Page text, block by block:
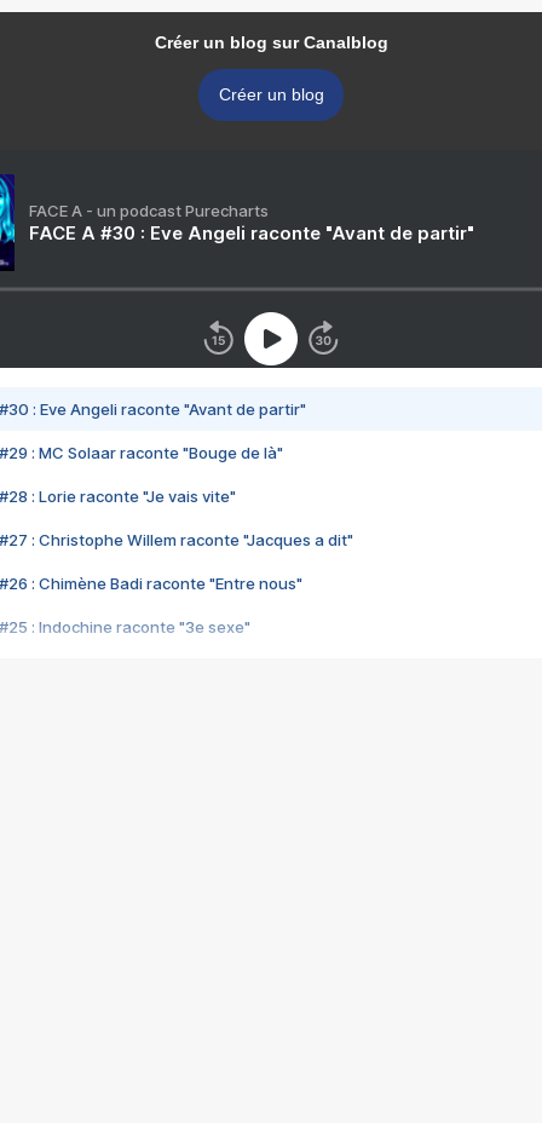
Créer un blog sur Canalblog
Créer un blog
FACE A - un podcast Purecharts
FACE A #30 : Eve Angeli raconte "Avant de partir"
#30 : Eve Angeli raconte "Avant de partir"
#29 : MC Solaar raconte "Bouge de là"
#28 : Lorie raconte "Je vais vite"
#27 : Christophe Willem raconte "Jacques a dit"
#26 : Chimène Badi raconte "Entre nous"
#25 : Indochine raconte "3e sexe"